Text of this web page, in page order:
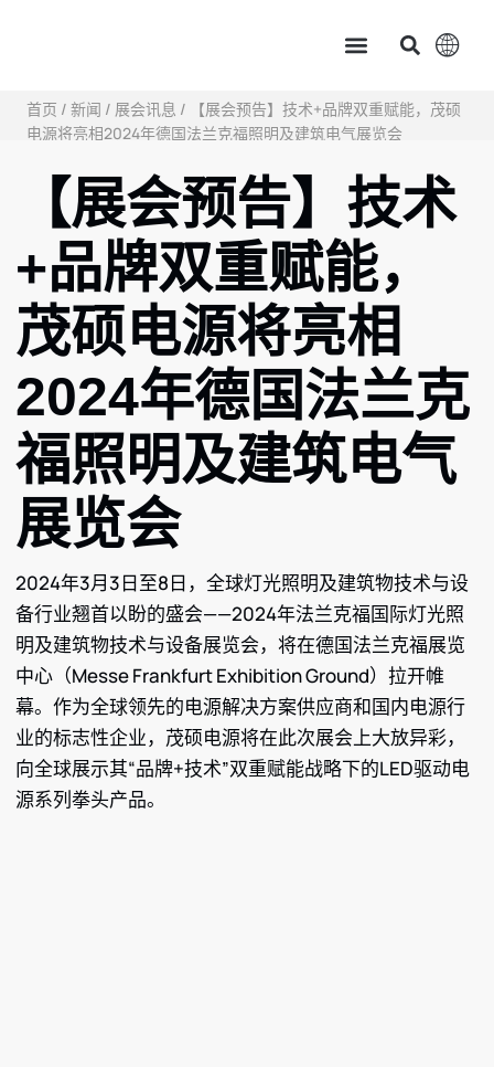
首页 /新闻 / 展会讯息 / 【展会预告】技术+品牌双重赋能，茂硕
电源将亮相2024年德国法兰克福照明及建筑电气展览会
【展会预告】技术
+品牌双重赋能，
茂硕电源将亮相
2024年德国法兰克
福照明及建筑电气
展览会
2024年3月3日至8日，全球灯光照明及建筑物技术与设
备行业翘首以盼的盛会——2024年法兰克福国际灯光照
明及建筑物技术与设备展览会，将在德国法兰克福展览
中心（Messe Frankfurt Exhibition Ground）拉开帷
幕。作为全球领先的电源解决方案供应商和国内电源行
业的标志性企业，茂硕电源将在此次展会上大放异彩，
向全球展示其“品牌+技术”双重赋能战略下的LED驱动电
源系列拳头产品。